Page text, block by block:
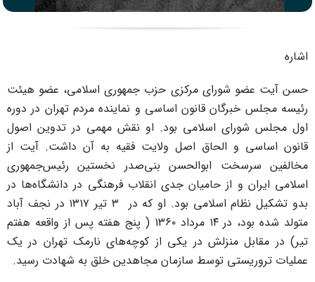
آیت عضو شورای مرکزی حزب جمهوری اسلامی، عضو هیئت
مجلس خبرگان قانون اساسی و نماینده مردم تهران در دوره
مجلس شورای اسلامی بود. او نقش مهمی در تدوین اصول
اساسی و الحاق اصل ولایت فقیه به آن داشت. آیت از
سرسخت ابوالحسن بنی‌صدر نخستین رئیس‌جمهوری
ایران و از حامیان جدی انقلاب فرهنگی در دانشگاه‌ها در
بدو تشکیل نظام اسلامی بود. او که در ۳ تیر ۱۳۱۷ در نجف آباد
متولد شده بود، در ۱۴ مرداد ۱۳۶۰ ( پنج هفته پس از واقعه هفتم
در مقابل منزلش در یکی از کوچه‌های نارمک تهران در یک
تروریستی توسط سازمان مجاهدین خلق به شهادت رسید.